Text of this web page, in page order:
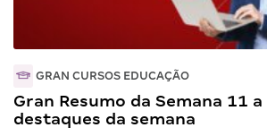
GRAN CURSOS EDUCAÇÃO
Gran Resumo da Semana 11
destaques da semana